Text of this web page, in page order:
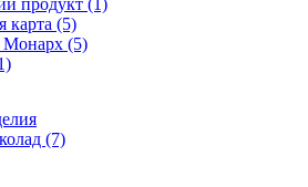
карта (5)
Монарх (5)
(7)